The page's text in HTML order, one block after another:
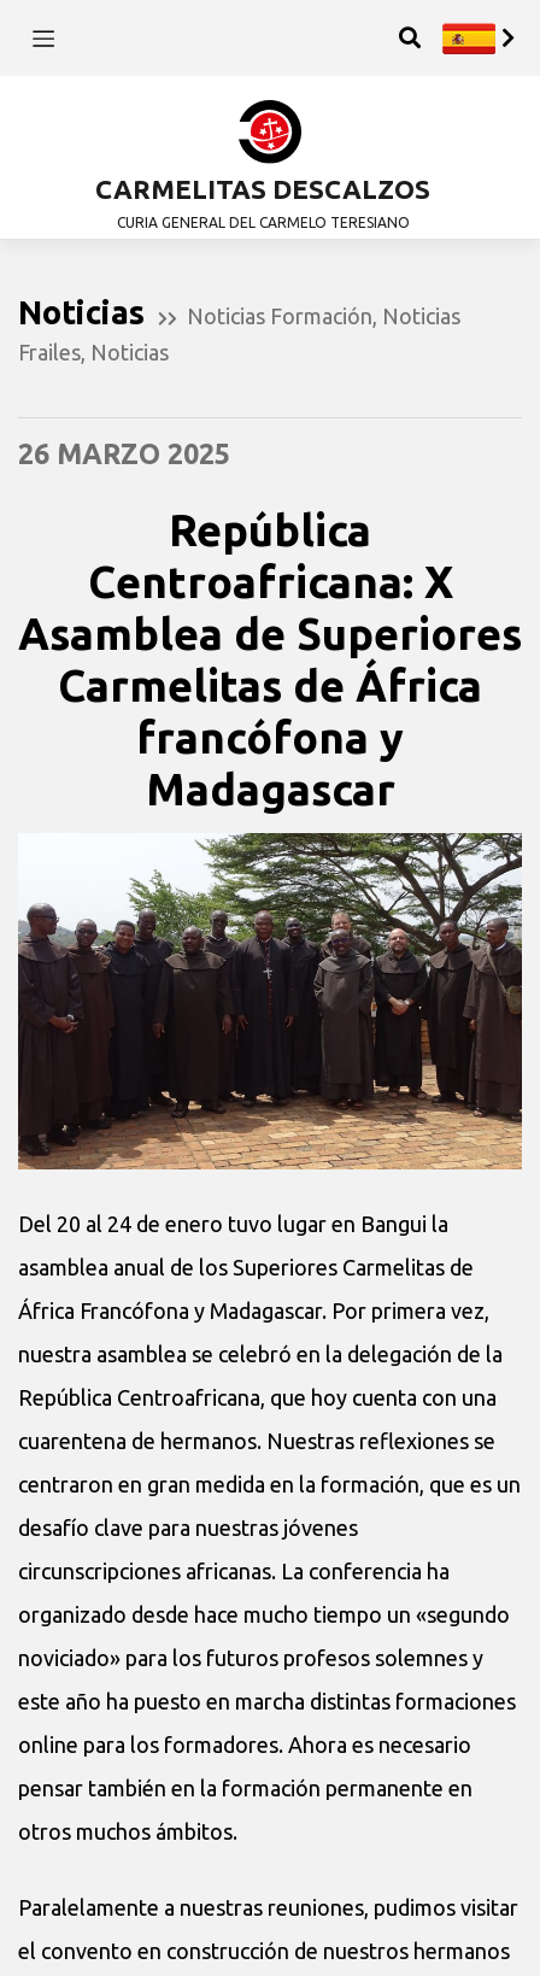
CARMELITAS DESCALZOS
CURIA GENERAL DEL CARMELO TERESIANO
Noticias Noticias Formación Noticias
Frailes Noticias
26 MARZO 2025
República
Centroafricana: X
Asamblea de Superiores
Carmelitas de África
francófona y
Madagascar
Del 20 al 24 de enero tuvo lugar en Bangui la
asamblea anual de los Superiores Carmelitas de
África Francófona y Madagascar. Por primera vez,
nuestra asamblea se celebró en la delegación de la
República Centroafricana, que hoy cuenta con una
cuarentena de hermanos. Nuestras reflexiones se
centraron en gran medida en la formación, que es un
desafío clave para nuestras jóvenes
circunscripciones africanas. La conferencia ha
organizado desde hace mucho tiempo un «segundo
noviciado» para los futuros profesos solemnes y
este año ha puesto en marcha distintas formaciones
online para los formadores. Ahora es necesario
pensar también en la formación permanente en
otros muchos ámbitos.
Paralelamente a nuestras reuniones, pudimos visitar
el convento en construcción de nuestros hermanos